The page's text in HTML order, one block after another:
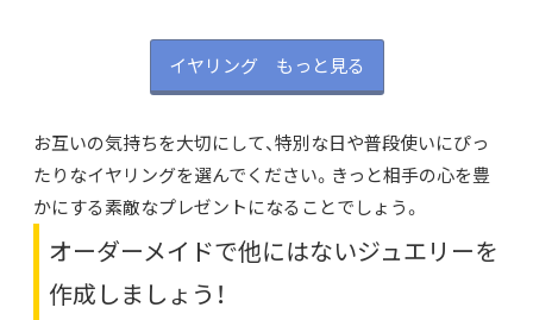
イヤリング もっと見る
お互いの気持ちを大切にして、特別な日や普段使いにぴっ
たりなイヤリングを選んでください。きっと相手の心を豊
かにする素敵なプレゼントになることでしょう。
オーダーメイドで他にはないジュエリーを
作成しましょう！